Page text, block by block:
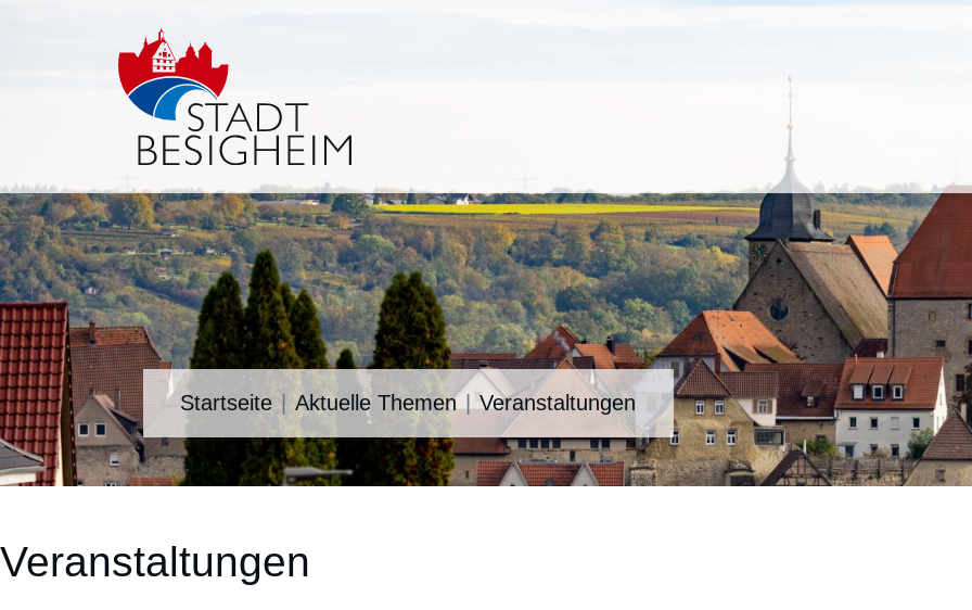
Startseite Aktuelle Themen Veranstaltungen
Veranstaltungen